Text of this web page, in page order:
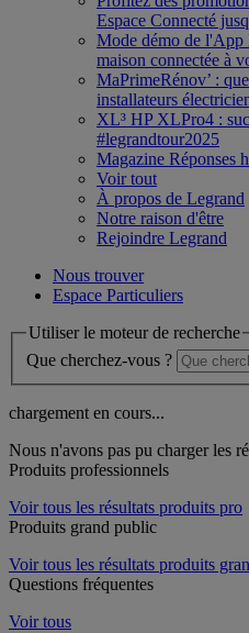
Espace Connecté
Mode démo de l'App
maison connectée à
MaPrimeRénov’ :
installateurs
XL³ HP XLPro4 :
#legrandtour2025
Magazine Réponses
Voir tout
À propos de Legrand
Notre raison d'être
Rejoindre Legrand
Nous trouver
Espace Particuliers
Utiliser le moteur de recherche
Que cherchez-vous ?
chargement en cours...
Nous n'avons pas pu charger les
Produits professionnels
Voir tous les résultats produits pro
Produits grand public
Voir tous les résultats produits
Questions fréquentes
Voir tous